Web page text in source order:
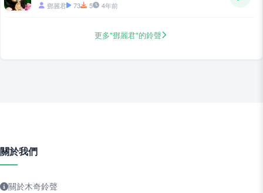
鄧麗君 73 5 4年前
更多"鄧麗君"的鈴聲
關於我們
關於木奇鈴聲